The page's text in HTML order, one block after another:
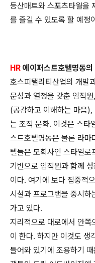
등산매트와 스포츠타월을
를 즐길 수 있도록 할 예정
HR 에이퍼스트호텔명동
호스피탤리티산업의 개발
문성과 열정을 갖춘 임직
(공감하고 이해하는 마음
는 조직 문화. 이것은 스타
스트호텔명동은 물론 라마
텔들은 모회사인 스타일로
기반으로 임직원과 함께
이다. 여기에 보다 집중적
시 설과 프로그램을 중시
가고 있다.
지리적으로 대로에서 안쪽
이 한다. 하지만 이것도 생
들어와 있기에 조용하기